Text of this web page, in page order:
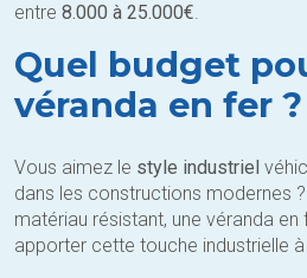
entre 8.000 à 25.000€.
Quel budget
véranda en fer ?
Vous aimez le style industriel
dans les constructions modernes ?
matériau résistant, une véranda
apporter cette touche industrielle